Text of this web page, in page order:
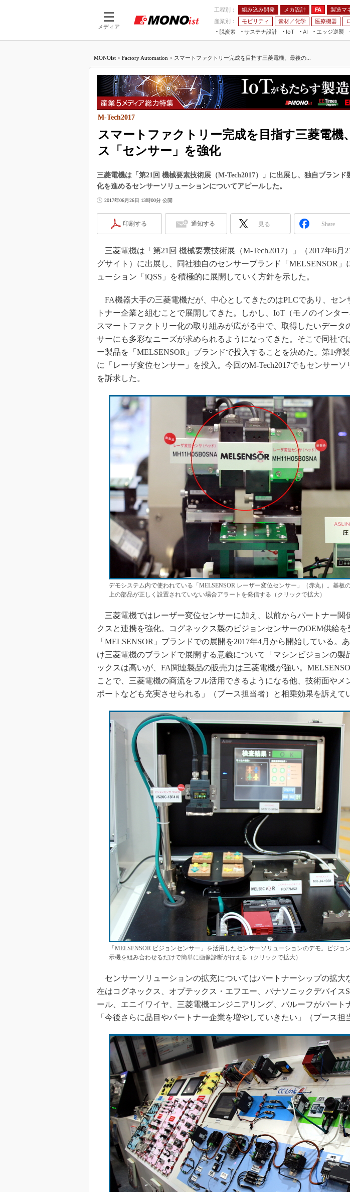
メディア
工程別： 組み込み開発 メカ設計 FA 製造マ
産業別：
モビリティ 素材／化学 医療機器
脱炭素
サステナ設計
IoT
つながる工場
つながるサービス
AI
AI×設備保全
Physical AI
エッジ逆襲
JIMTOF
組込み/エッジ コンピューティ
展＆IoT/5Gソリューション展
IIFES
国際ロボット展
ジャパンモビリティショー
TECHNO-FRONTIER
スマート工場EXPO
EdgeTech+
AUTOMOTIVE WORLD
産業オープンネット展
つながるクルマ
5G
VR／AR
フィールドサービス
組み込み画像技術
無償設計ツール
3Dプリンタ
S＆OP
インダストリー4.0
製造業ビッグデータ
メイドインジャパン
植物工場
知財マネジメント
海外生産
制御セキュリティ
新型コロナへの対応
製造マネジ
FA
モビリティ
MONOist > Factory Automation > スマートファクトリー完成を目指す三菱電機、最後の...
スマートファクトリー完成を目指す三菱電機
ス「センサー」を強化
M-Tech2017
三菱電機は「第21回 機械要素技術展（M-Tech2017）」に出展し、独自ブランド
化を進めるセンサーソリューションについてアピールした。
2017年06月26日 13時00分 公開
印刷する 通知する 見る Share
三菱電機は「第21回 機械要素技術展（M-Tech2017）」（2017年6月
グサイト）に出展し、同社独自のセンサーブランド「MELSENSOR」
ューション「iQSS」を積極的に展開していく方針を示した。
FA機器大手の三菱電機だが、中心としてきたのはPLCであり、セン
トナー企業と組むことで展開してきた。しかし、IoT（モノのインタ
スマートファクトリー化の取り組みが広がる中で、取得したいデータ
サーにも多彩なニーズが求められるようになってきた。そこで同社で
ー製品を「MELSENSOR」ブランドで投入することを決めた。第1弾
に「レーザ変位センサー」を投入。今回のM-Tech2017でもセンサー
を訴求した。
デモシステム内で使われている「MELSENSOR レーザー変位センサー」（赤丸）。基板
上の部品が正しく設置されていない場合アラートを発信する（クリックで拡大）
三菱電機ではレーザー変位センサーに加え、以前からパートナー関
クスと連携を強化。コグネックス製のビジョンセンサーのOEM供給を
「MELSENSOR」ブランドでの展開を2017年4月から開始している。
け三菱電機のブランドで展開する意義について「マシンビジョンの製
ックスは高いが、FA関連製品の販売力は三菱電機が強い。
ことで、三菱電機の商流をフル活用できるようになる他、技術面やメ
ポートなども充実させられる」（ブース担当者）と相乗効果を訴えて
「MELSENSOR ビジョンセンサー」を活用したセンサーソリューションのデモ。ビジョ
示機を組み合わせるだけで簡単に画像診断が行える（クリックで拡大）
センサーソリューションの拡充についてはパートナーシップの拡大
在はコグネックス、オプテックス・エフエー、パナソニックデバイス
ール、エニイワイヤ、三菱電機エンジニアリング、バルーフがパート
「今後さらに品目やパートナー企業を増やしていきたい」（ブース担